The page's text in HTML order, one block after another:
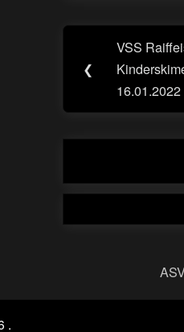
❮
Previous
Post:
VSS
16.01.2022
.